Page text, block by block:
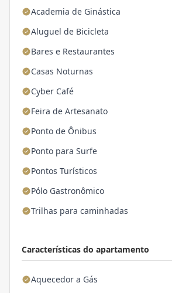
Academia de Ginástica
Aluguel de Bicicleta
Bares e Restaurantes
Casas Noturnas
Cyber Café
Feira de Artesanato
Ponto de Ônibus
Ponto para Surfe
Pontos Turísticos
Pólo Gastronômico
Trilhas para caminhadas
Características do apartamento
Aquecedor a Gás